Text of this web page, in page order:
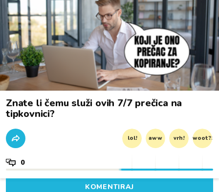
Znate li čemu služi ovih 7/7 prečica na
tipkovnici?
lol! aww vrh! woot?!
0
KOMENTIRAJ